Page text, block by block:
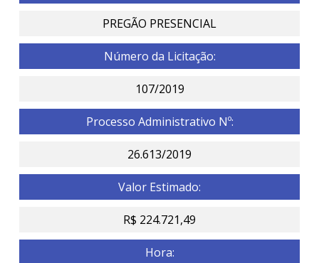
PREGÃO PRESENCIAL
Número da Licitação:
107/2019
Processo Administrativo Nº:
26.613/2019
Valor Estimado:
R$ 224.721,49
Hora: